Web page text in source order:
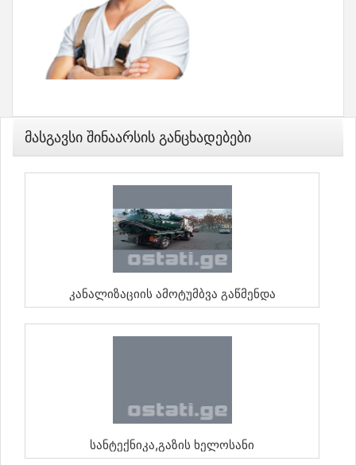
Მასგავსი Შინაარსის Განცხადებები
Კანალიზაციის Ამოტუმბვა Გაწმენდა
Სანტექნიკა,გაზის Ხელოსანი